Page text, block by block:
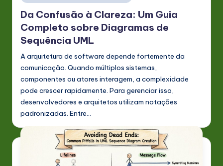
in
Da Confusão à Clareza: Um Guia
Completo sobre Diagramas de
Sequência UML
A arquitetura de software depende fortemente da
comunicação. Quando múltiplos sistemas,
componentes ou atores interagem, a complexidade
pode crescer rapidamente. Para gerenciar isso,
desenvolvedores e arquitetos utilizam notações
padronizadas. Entre…